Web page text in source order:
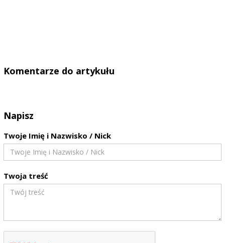
Komentarze do artykułu
Napisz
Twoje Imię i Nazwisko / Nick
Twoja treść